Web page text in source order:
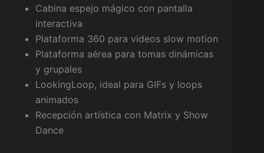
Cabina espejo mágico con pantalla
interactiva
Plataforma 360 para videos slow motion
Plataforma aérea para tomas dinámicas
y grupales
LookingLoop, ideal para GIFs y loops
animados
Recepción artística con Matrix y Show
Dance